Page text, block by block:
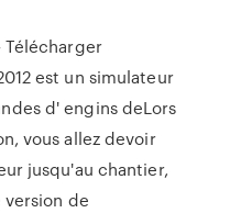
est un simulateur
d' engins deLors
vous allez devoir
jusqu'au chantier,
de